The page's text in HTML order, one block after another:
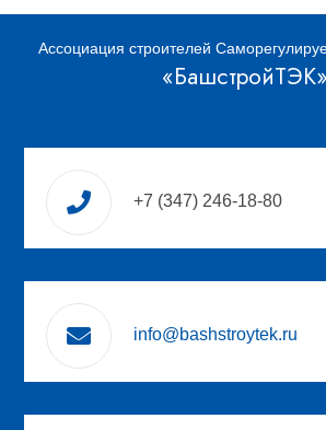
Ассоциация строителей
«БашстройТЭК»
+7 (347) 246-18-80
info@bashstroytek.ru